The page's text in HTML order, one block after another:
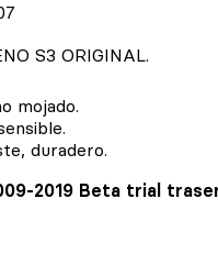
S3 ORIGINAL.
mojado.
duradero.
2019 Beta trial